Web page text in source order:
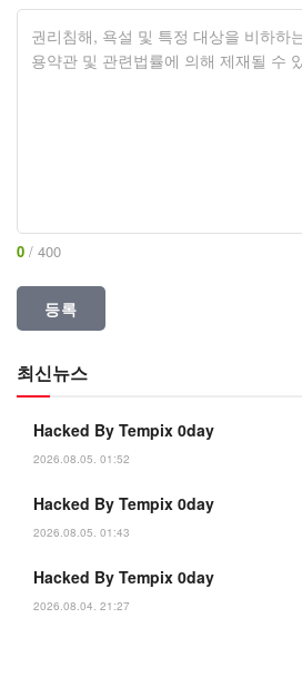
0 / 400
최신뉴스
Hacked By Tempix 0day
2026.08.05. 01:52
Hacked By Tempix 0day
2026.08.05. 01:43
Hacked By Tempix 0day
2026.08.04. 21:27